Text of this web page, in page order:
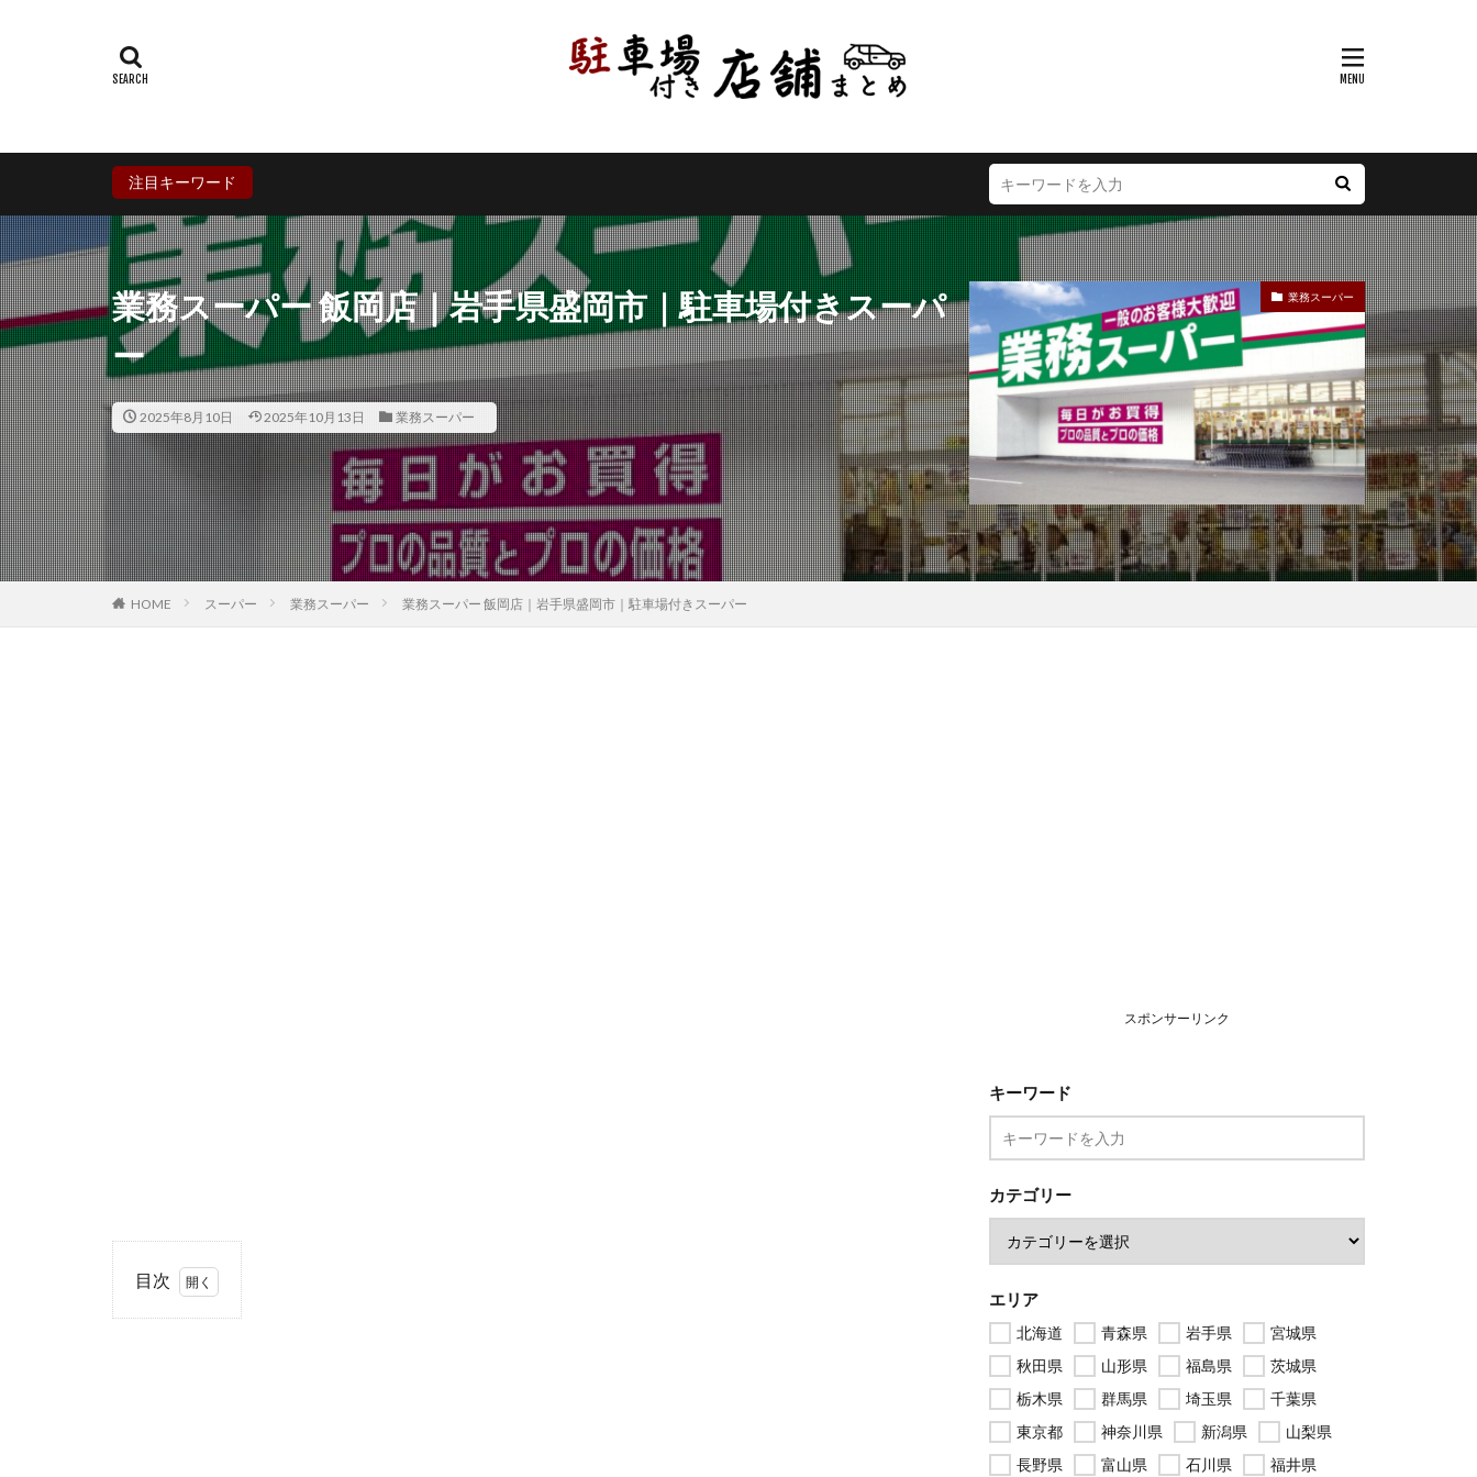
注目キーワード
業務スーパー 飯岡店｜岩手県盛岡市｜駐車場付きスーパ
ー
2025年8月10日 2025年10月13日 業務スーパー
業務スーパー
HOME スーパー 業務スーパー 業務スーパー 飯岡店｜岩手県盛岡市｜駐車場付きスーパー
目次
スポンサーリンク
キーワード
カテゴリー
エリア
北海道 青森県 岩手県
宮城県
秋田県
山形県 福島県
茨城県
栃木県
群馬県 埼玉県
千葉県
東京都
神奈川県 新潟県
山梨県
長野県
富山県 石川県
福井県
岐阜県 静岡県 愛知県 三重県 滋賀県
鳥取県 島根県 岡山県 広島県
鹿児島県
沖縄県
検索